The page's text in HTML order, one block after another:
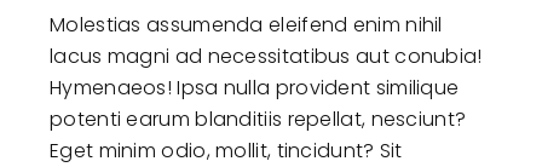
Molestias assumenda eleifend enim nihil
lacus magni ad necessitatibus aut conubia!
Hymenaeos! Ipsa nulla provident similique
potenti earum blanditiis repellat, nesciunt?
Eget minim odio, mollit, tincidunt? Sit